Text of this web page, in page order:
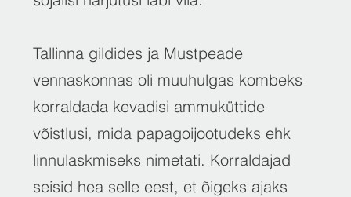
Tallinna gildides ja Mustpeade
vennaskonnas oli muuhulgas kombeks
korraldada kevadisi ammuküttide
võistlusi, mida papagoijootudeks ehk
linnulaskmiseks nimetati. Korraldajad
seisid hea selle eest, et õigeks ajaks